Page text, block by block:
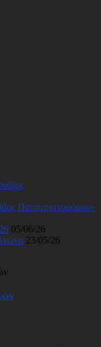
Παπαχριστοφόρου»
05/06/26
23/05/26